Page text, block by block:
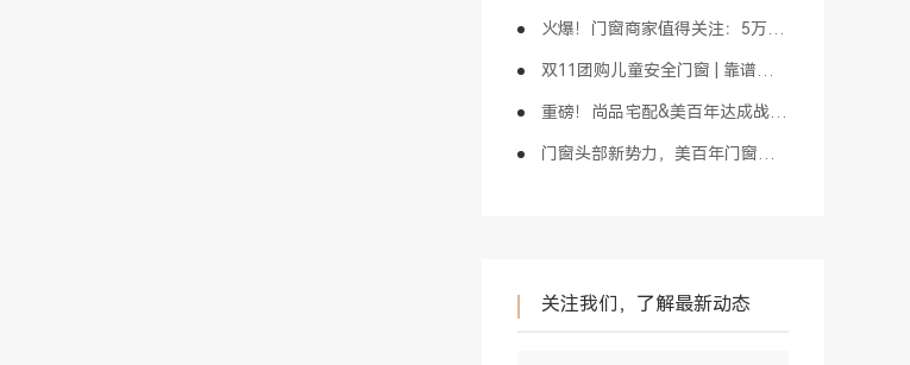
火爆！门窗商家值得关注：5万加盟“门窗流量新模式” 成为同城流量头部大商！
双11团购儿童安全门窗 | 靠谱攻略，多重优惠可叠加使用！
重磅！尚品宅配&美百年达成战略合作，窗领新趋势助力行业升维发展！
门窗头部新势力，美百年门窗携手尚品宅配探索渠道融合新模式！
关注我们，了解最新动态